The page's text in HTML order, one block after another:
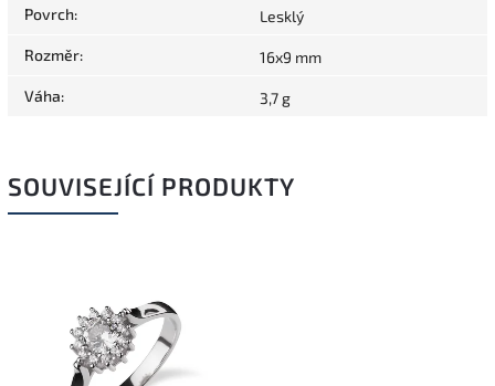
Povrch: Lesklý
Rozměr: 16x9 mm
Váha: 3,7 g
SOUVISEJÍCÍ PRODUKTY